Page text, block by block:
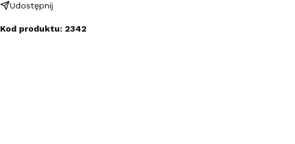
Udostępnij
Kod produktu: 2342